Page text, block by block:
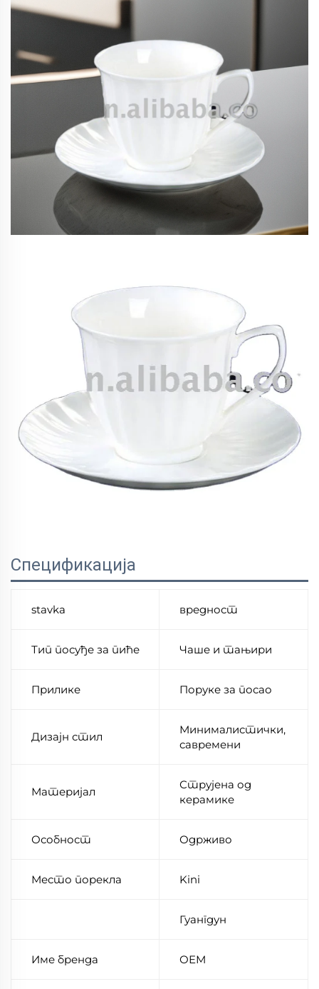
Спецификација
stavka вредност
Тип посуђе за пиће Чаше и тањири
Прилике Поруке за посао
Дизајн стил
Минималистички,
савремени
Материјал
Струјена од
керамике
Особност Одрживо
Место порекла Kini
Гуангдун
Име бренда ОЕМ